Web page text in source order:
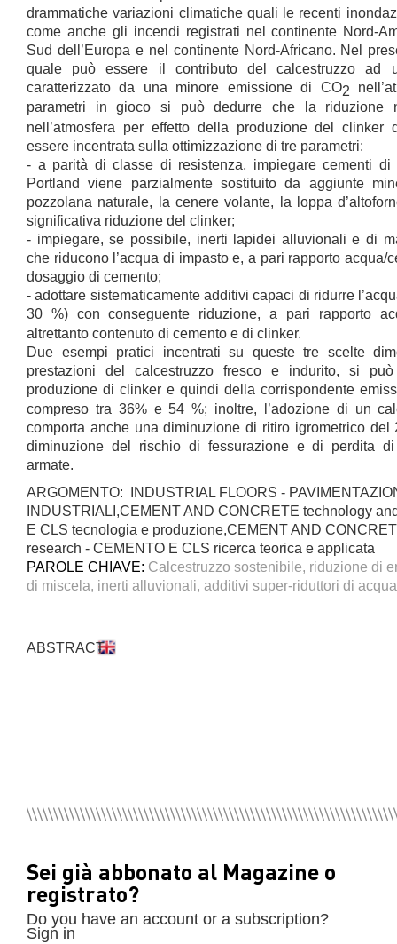
drammatiche variazioni climatiche quali le recenti
come anche gli incendi registrati nel continente Nord-
Sud dell’Europa e nel continente Nord-Africano. Nel
quale può essere il contributo del calcestruzzo ad
caratterizzato da una minore emissione di CO2
parametri in gioco si può dedurre che la riduzione
nell’atmosfera per effetto della produzione del clinker
essere incentrata sulla ottimizzazione di tre parametri:
- a parità di classe di resistenza, impiegare cementi
Portland viene parzialmente sostituito da aggiunte
pozzolana naturale, la cenere volante, la loppa
significativa riduzione del clinker;
- impiegare, se possibile, inerti lapidei alluvionali e di
che riducono l’acqua di impasto e, a pari rapporto acqua/
dosaggio di cemento;
- adottare sistematicamente additivi capaci di ridurre
30 %) con conseguente riduzione, a pari rapporto
altrettanto contenuto di cemento e di clinker.
Due esempi pratici incentrati su queste tre scelte
prestazioni del calcestruzzo fresco e indurito, si
produzione di clinker e quindi della corrispondente
compreso tra 36% e 54 %; inoltre, l’adozione di un
comporta anche una diminuzione di ritiro igrometrico del
diminuzione del rischio di fessurazione e di perdita
armate.
ARGOMENTO: INDUSTRIAL FLOORS -
INDUSTRIALI,CEMENT AND CONCRETE technology
E CLS tecnologia e produzione,CEMENT AND
research - CEMENTO E CLS ricerca teorica e applicata
PAROLE CHIAVE: Calcestruzzo sostenibile, riduzione di
di miscela, inerti alluvionali, additivi super-riduttori di acqua
ABSTRACT
Sei già abbonato al Magazine o
registrato?
Do you have an account or a subscription?
Sign in